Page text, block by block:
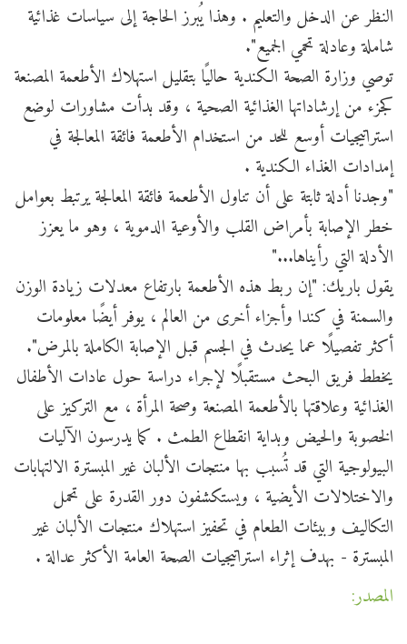
النظر عن الدخل والتعليم . وهذا يُبرز الحاجة إلى سياسات غذائية
شاملة وعادلة تحمي الجميع".
توصي وزارة الصحة الكندية حاليًا بتقليل استهلاك الأطعمة المصنعة
كجزء من إرشاداتها الغذائية الصحية ، وقد بدأت مشاورات لوضع
استراتيجيات أوسع للحد من استخدام الأطعمة فائقة المعالجة في
إمدادات الغذاء الكندية .
"وجدنا أدلة ثابتة على أن تناول الأطعمة فائقة المعالجة يرتبط بعوامل
خطر الإصابة بأمراض القلب والأوعية الدموية ، وهو ما يعزز
الأدلة التي رأيناها..."
يقول باريك: "إن ربط هذه الأطعمة بارتفاع معدلات زيادة الوزن
والسمنة في كندا وأجزاء أخرى من العالم ، يوفر أيضًا معلومات
أكثر تفصيلًا عما يحدث في الجسم قبل الإصابة الكاملة بالمرض".
يخطط فريق البحث مستقبلًا لإجراء دراسة حول عادات الأطفال
الغذائية وعلاقتها بالأطعمة المصنعة وصحة المرأة ، مع التركيز على
الخصوبة والحيض وبداية انقطاع الطمث . كما يدرسون الآليات
البيولوجية التي قد تُسبب بها منتجات الألبان غير المبسترة الالتهابات
والاختلالات الأيضية ، ويستكشفون دور القدرة على تحمل
التكاليف وبيئات الطعام في تحفيز استهلاك منتجات الألبان غير
المبسترة - بهدف إثراء استراتيجيات الصحة العامة الأكثر عدالة .
المصدر: